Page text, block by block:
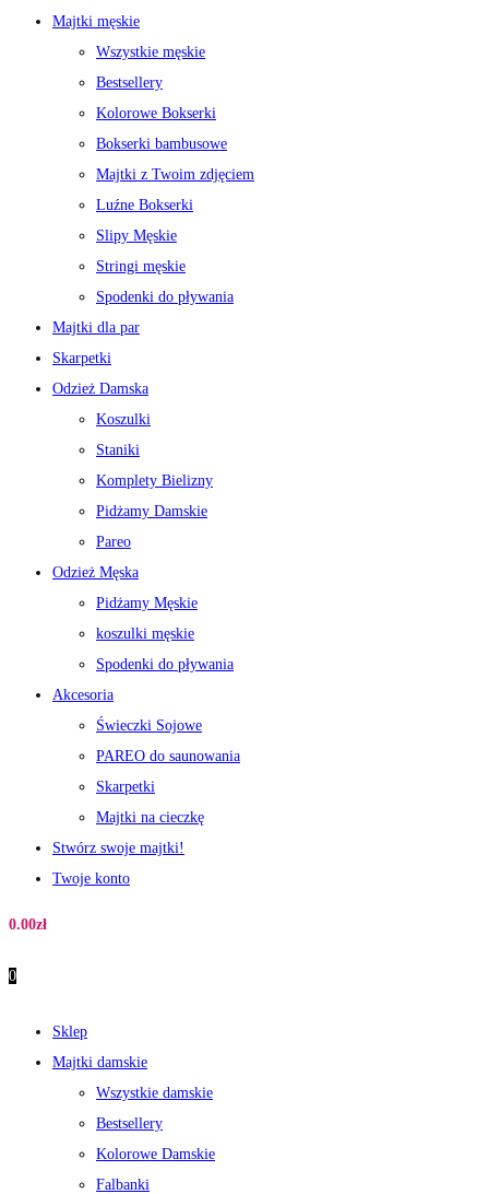
Majtki męskie
Wszystkie męskie
Bestsellery
Kolorowe Bokserki
Bokserki bambusowe
Majtki z Twoim zdjęciem
Luźne Bokserki
Slipy Męskie
Stringi męskie
Spodenki do pływania
Majtki dla par
Skarpetki
Odzież Damska
Koszulki
Staniki
Komplety Bielizny
Pidżamy Damskie
Pareo
Odzież Męska
Pidżamy Męskie
koszulki męskie
Spodenki do pływania
Akcesoria
Świeczki Sojowe
PAREO do saunowania
Skarpetki
Majtki na cieczkę
Stwórz swoje majtki!
Twoje konto
0.00zł
0
Sklep
Majtki damskie
Wszystkie damskie
Bestsellery
Kolorowe Damskie
Falbanki